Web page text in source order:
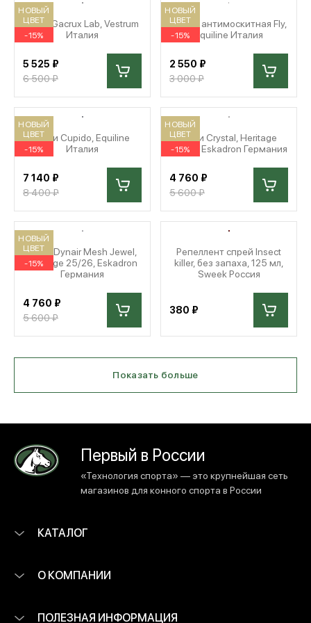
НОВЫЙ
ЦВЕТ
-15%
Ушки Gacrux Lab, Vestrum
Италия
5 525 ₽
6 500 ₽
НОВЫЙ
ЦВЕТ
-15%
Маска антимоскитная Fly,
Equiline Италия
2 550 ₽
3 000 ₽
НОВЫЙ
ЦВЕТ
-15%
Ушки Cupido, Equiline
Италия
7 140 ₽
8 400 ₽
НОВЫЙ
ЦВЕТ
-15%
Ушки Crystal, Heritage
25/26, Eskadron Германия
4 760 ₽
5 600 ₽
НОВЫЙ
ЦВЕТ
-15%
Ушки Dynair Mesh Jewel,
Heritage 25/26, Eskadron
Германия
4 760 ₽
5 600 ₽
Репеллент спрей Insect
killer, без запаха, 125 мл,
Sweek Россия
380 ₽
Показать больше
Первый в России
«Технология спорта» — это крупнейшая сеть
магазинов для конного спорта в России
КАТАЛОГ
О КОМПАНИИ
ПОЛЕЗНАЯ ИНФОРМАЦИЯ